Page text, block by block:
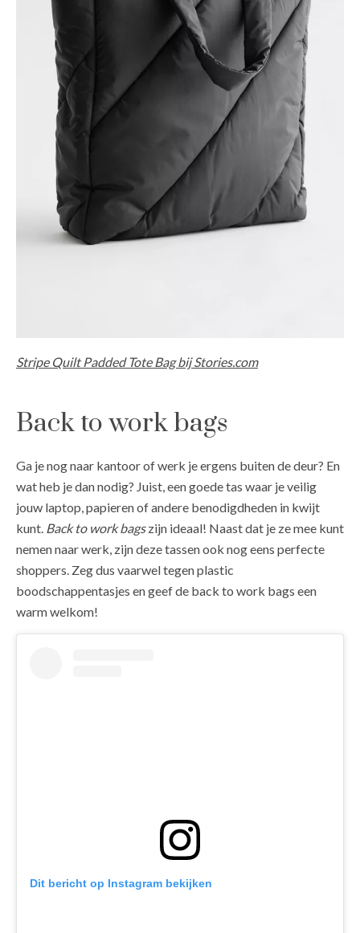
Stripe Quilt Padded Tote Bag bij Stories.com
Back to work bags
Ga je nog naar kantoor of werk je ergens buiten de deur? En
wat heb je dan nodig? Juist, een goede tas waar je veilig
jouw laptop, papieren of andere benodigdheden in kwijt
kunt. Back to work bagszijn ideaal! Naast dat je ze mee kunt
nemen naar werk, zijn deze tassen ook nog eens perfecte
shoppers. Zeg dus vaarwel tegen plastic
boodschappentasjes en geef de back to work bags een
warm welkom!
Dit bericht op Instagram bekijken